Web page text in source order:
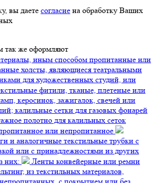
вы даете согласие на обработку Ваших
так же оформляют
иным способом пропитанные или
холсты, являющиеся театральными
для художественных студий, или
фитили, тканые, плетеные или
керосинок, зажигалок, свечей или
калильные сетки для газовых фонарей
полотно для калильных сеток
или непропитанное
и аналогичные текстильные трубки с
или с принадлежностями из других
них:
Ленты конвейерные или ремни
из текстильных материалов,